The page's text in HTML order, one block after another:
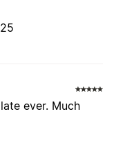
ever. Much